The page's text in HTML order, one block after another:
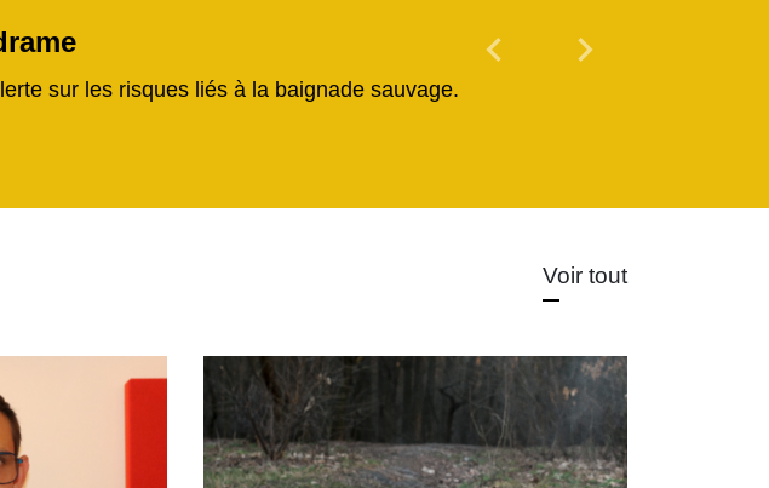
sur les risques liés à la baignade sauvage.
chevron_left Previous
chevron_right
Voir tout